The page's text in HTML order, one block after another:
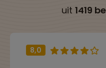
uit 1419
8,0